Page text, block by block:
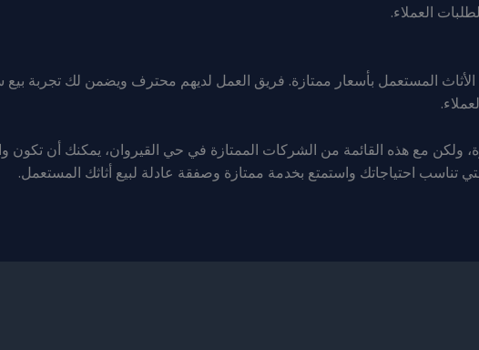
العملاء.
المستعمل بأسعار ممتازة. فريق العمل لديهم محترف ويضمن لك تجربة
ولكن مع هذه القائمة من الشركات الممتازة في حي القيروان، يمكنك أن
احتياجاتك واستمتع بخدمة ممتازة وصفقة عادلة لبيع أثاثك المستعمل.